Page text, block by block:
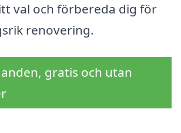
val och förbereda dig för
renovering.
gratis och utan